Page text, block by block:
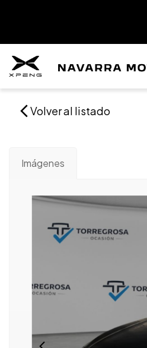
Volver al listado
Imágenes